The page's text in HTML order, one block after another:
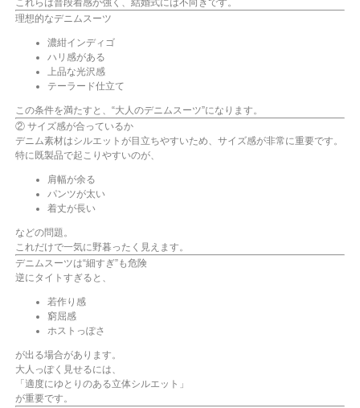
これらは普段着感が強く、結婚式には不向きです。
理想的なデニムスーツ
濃紺インディゴ
ハリ感がある
上品な光沢感
テーラード仕立て
この条件を満たすと、“大人のデニムスーツ”になります。
② サイズ感が合っているか
デニム素材はシルエットが目立ちやすいため、サイズ感が非常に重要です。
特に既製品で起こりやすいのが、
肩幅が余る
パンツが太い
着丈が長い
などの問題。
これだけで一気に野暮ったく見えます。
デニムスーツは“細すぎ”も危険
逆にタイトすぎると、
若作り感
窮屈感
ホストっぽさ
が出る場合があります。
大人っぽく見せるには、
「適度にゆとりのある立体シルエット」
が重要です。